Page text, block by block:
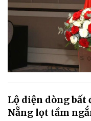
Lộ diện dòng bất
Nẵng lọt tầm